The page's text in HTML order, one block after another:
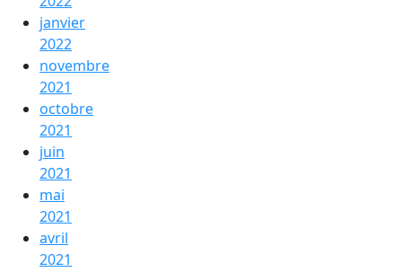
janvier
2022
novembre
2021
octobre
2021
juin
2021
mai
2021
avril
2021